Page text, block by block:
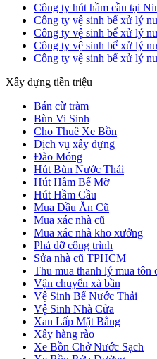
Công ty hút hầm cầu tại
Công ty vệ sinh bể xử lý
Công ty vệ sinh bể xử lý
Công ty vệ sinh bể xử lý
Công ty vệ sinh bể xử lý
Xây dựng tiền triệu
Bán cừ tràm
Bùn Vi Sinh
Cho Thuê Xe Bồn
Dịch vụ xây dựng
Đào Móng
Hút Bùn Nước Thải
Hút Hầm Bể Mỡ
Hút Hầm Cầu
Mua Dầu Ăn Cũ
Mua xác nhà cũ
Mua xác nhà kho xưởng
Phá dỡ công trình
Sửa nhà cũ TPHCM
Thu mua thanh lý mua tôn
Vận chuyển xà bần
Vệ Sinh Bể Nước Thải
Vệ Sinh Nhà Cửa
Xan Lấp Mặt Bằng
Xây hàng rào
Xe Bồn Chở Nước Sạch